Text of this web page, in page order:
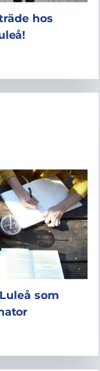
hos
som